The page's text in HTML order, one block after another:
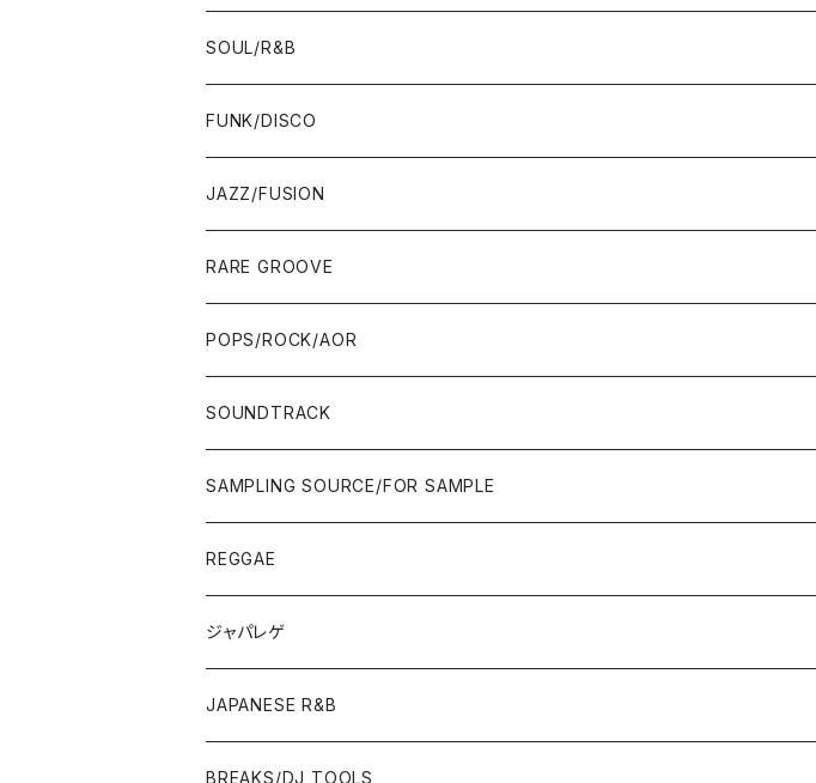
EARLY 90'S MIDDLE〜NEW SCHOOL
JAPAN ONLY RELEASE/REMIX
80'S OLD SCHOOL
EARLY 90'S MIDDLE〜NEW SCHOOL
JAPAN ONLY RELEASE/REMIX
80'S OLD SCHOOL〜EARLY 90'S
MID〜LATE 90'S
LP
80'S OLD SCHOOL〜EARLY 90'S
MID〜LATE 90'S
CD/TAPE
CD-R/DEMO/SAMPLE
CD ALBUM
LP
60'S/70'S
80'S
7"/12"
60'S/70'S
80'S
SOUL/R&B
LP
60'S/70'S
80'S
12"/7"
60'S/70'S
80'S
FUNK/DISCO
LP
70'S
80'S
12"/7"
70'S
80'S
JAZZ/FUSION
JAZZ
FUSION
RARE GROOVE
POPS/ROCK/AOR
POPS/S.S.W.
ROCK/AOR
SOUNDTRACK
LP
JAPANESE
OTHERS
7"/12"
JAPANESE
OTHERS
SAMPLING SOURCE/FOR SAMPLE
REGGAE
ジャパレゲ
JAPANESE R&B
BREAKS/DJ TOOLS